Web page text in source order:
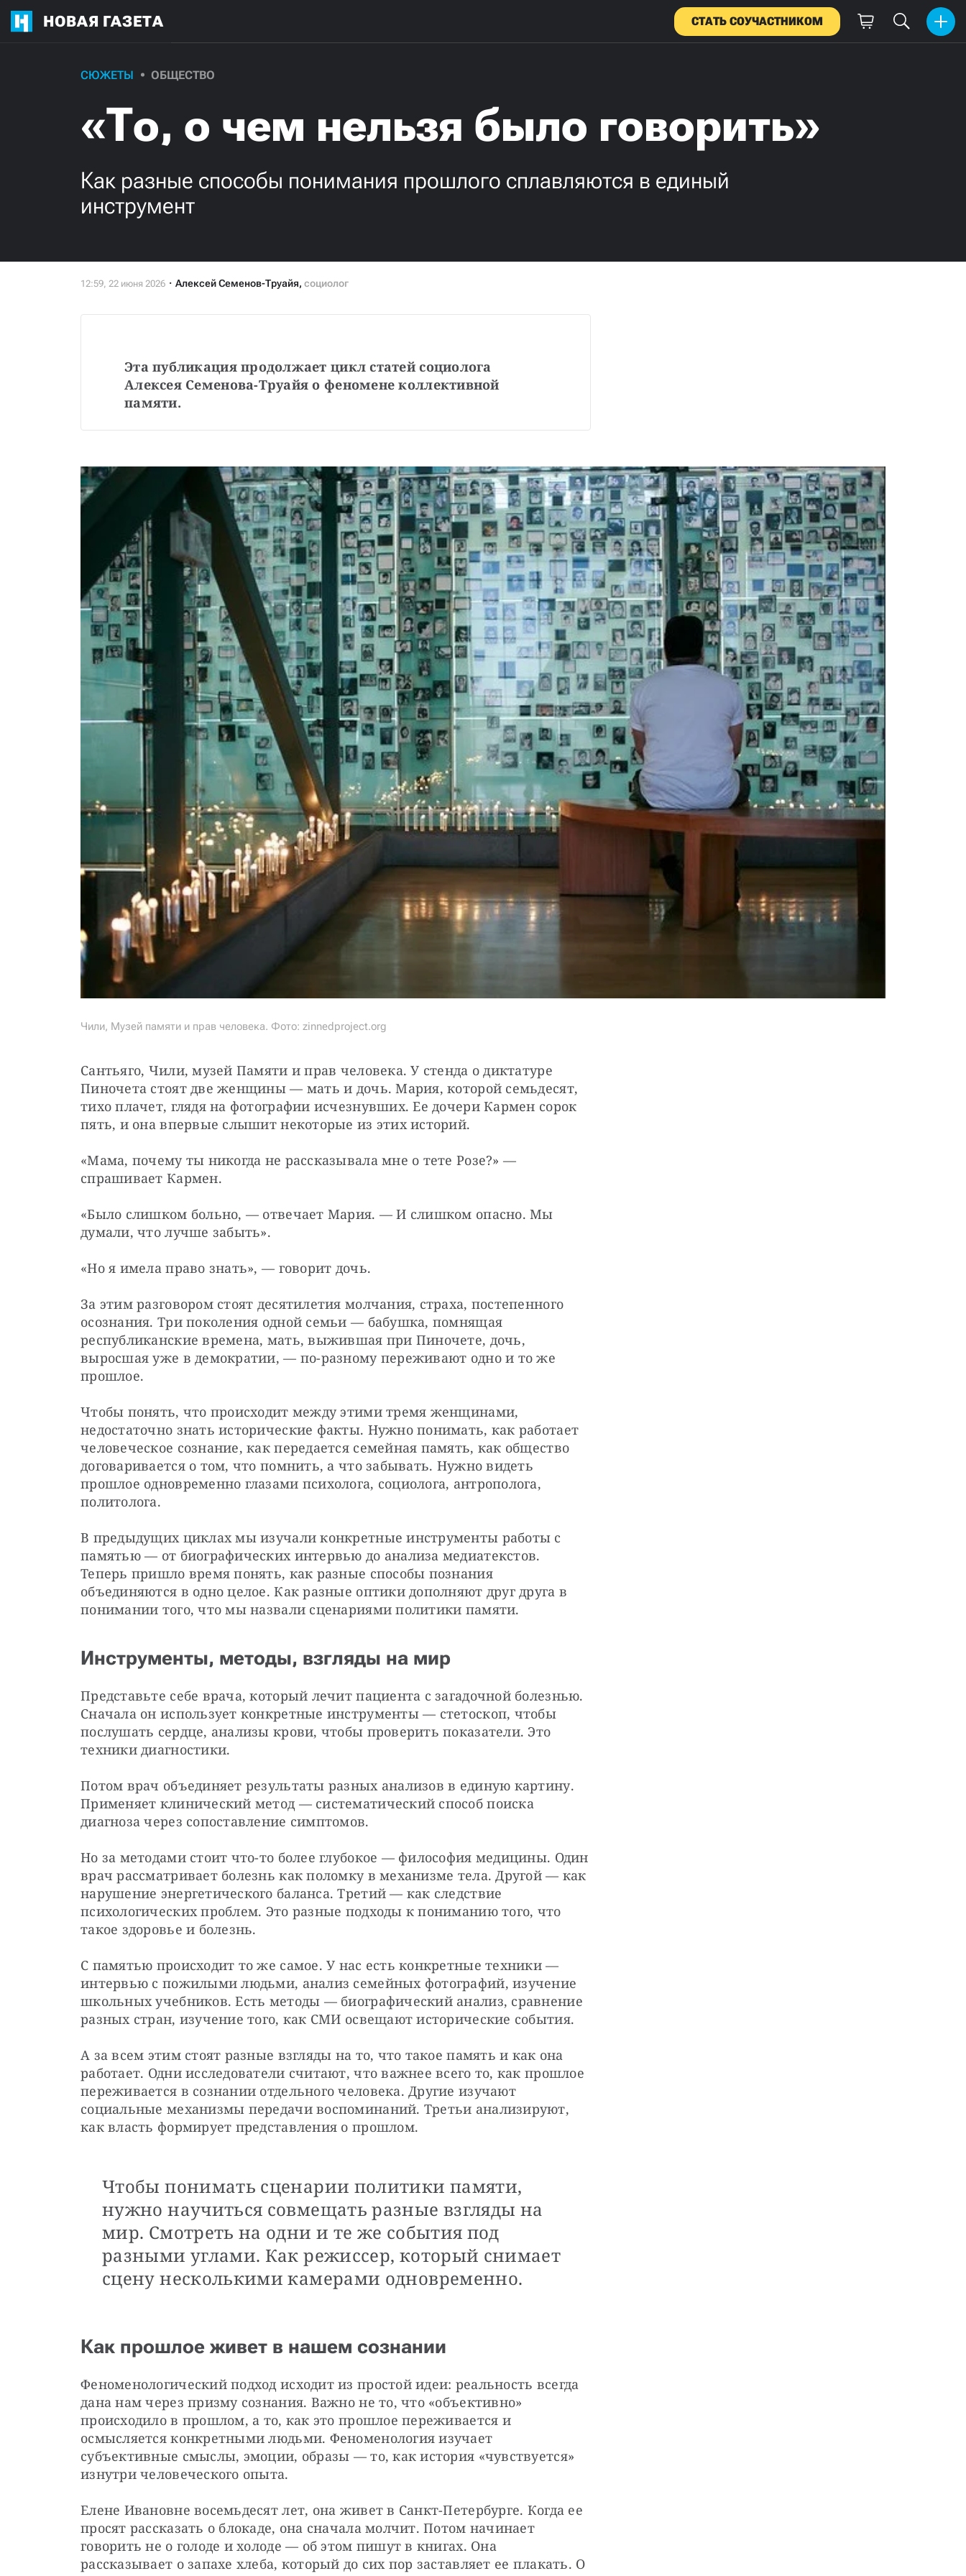
НОВАЯ ГАЗЕТА СТАТЬ СОУЧАСТНИКОМ
СЮЖЕТЫ ОБЩЕСТВО
«То, о чем нельзя было говорить»
Как разные способы понимания прошлого сплавляются в единый
инструмент
Алексей Семенов-Труайя, социолог
Эта публикация продолжает цикл статей социолога
Алексея Семенова-Труайя о феномене коллективной
памяти.
Чили, Музей памяти и прав человека. Фото: zinnedproject.org
Сантьяго, Чили, музей Памяти и прав человека. У стенда о диктатуре
Пиночета стоят две женщины — мать и дочь. Мария, которой семьдесят,
тихо плачет, глядя на фотографии исчезнувших. Ее дочери Кармен сорок
пять, и она впервые слышит некоторые из этих историй.
«Мама, почему ты никогда не рассказывала мне о тете Розе?» —
спрашивает Кармен.
«Было слишком больно, — отвечает Мария. — И слишком опасно. Мы
думали, что лучше забыть».
«Но я имела право знать», — говорит дочь.
За этим разговором стоят десятилетия молчания, страха, постепенного
осознания. Три поколения одной семьи — бабушка, помнящая
республиканские времена, мать, выжившая при Пиночете, дочь,
выросшая уже в демократии, — по-разному переживают одно и то же
прошлое.
Чтобы понять, что происходит между этими тремя женщинами,
недостаточно знать исторические факты. Нужно понимать, как работает
человеческое сознание, как передается семейная память, как общество
договаривается о том, что помнить, а что забывать. Нужно видеть
прошлое одновременно глазами психолога, социолога, антрополога,
политолога.
В предыдущих циклах мы изучали конкретные инструменты работы с
памятью — от биографических интервью до анализа медиатекстов.
Теперь пришло время понять, как разные способы познания
объединяются в одно целое. Как разные оптики дополняют друг друга в
понимании того, что мы назвали сценариями политики памяти.
Инструменты, методы, взгляды на мир
Представьте себе врача, который лечит пациента с загадочной болезнью.
Сначала он использует конкретные инструменты — стетоскоп, чтобы
послушать сердце, анализы крови, чтобы проверить показатели. Это
техники диагностики.
Потом врач объединяет результаты разных анализов в единую картину.
Применяет клинический метод — систематический способ поиска
диагноза через сопоставление симптомов.
Но за методами стоит что-то более глубокое — философия медицины. Один
врач рассматривает болезнь как поломку в механизме тела. Другой — как
нарушение энергетического баланса. Третий — как следствие
психологических проблем. Это разные подходы к пониманию того, что
такое здоровье и болезнь.
С памятью происходит то же самое. У нас есть конкретные техники —
интервью с пожилыми людьми, анализ семейных фотографий, изучение
школьных учебников. Есть методы — биографический анализ, сравнение
разных стран, изучение того, как СМИ освещают исторические события.
А за всем этим стоят разные взгляды на то, что такое память и как она
работает. Одни исследователи считают, что важнее всего то, как прошлое
переживается в сознании отдельного человека. Другие изучают
социальные механизмы передачи воспоминаний. Третьи анализируют,
как власть формирует представления о прошлом.
Чтобы понимать сценарии политики памяти,
нужно научиться совмещать разные взгляды на
мир. Смотреть на одни и те же события под
разными углами. Как режиссер, который снимает
сцену несколькими камерами одновременно.
Как прошлое живет в нашем сознании
Феноменологический подход исходит из простой идеи: реальность всегда
дана нам через призму сознания. Важно не то, что «объективно»
происходило в прошлом, а то, как это прошлое переживается и
осмысляется конкретными людьми. Феноменология изучает
субъективные смыслы, эмоции, образы — то, как история «чувствуется»
изнутри человеческого опыта.
Елене Ивановне восемьдесят лет, она живет в Санкт-Петербурге. Когда ее
просят рассказать о блокаде, она сначала молчит. Потом начинает
говорить не о голоде и холоде — об этом пишут в книгах. Она
рассказывает о запахе хлеба, который до сих пор заставляет ее плакать. О